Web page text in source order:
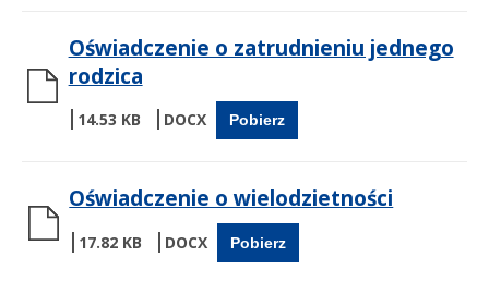
Oświadczenie o zatrudnieniu jednego
rodzica
14.53 KB Pobierz
Oświadczenie o wielodzietności
17.82 KB Pobierz